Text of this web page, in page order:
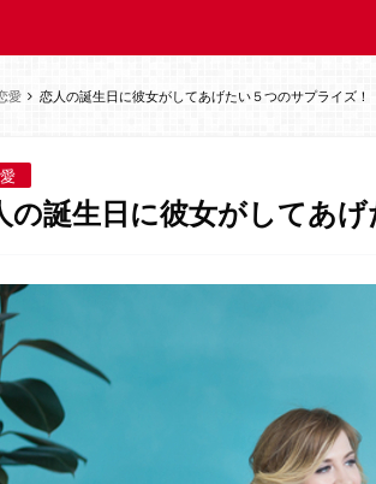
愛 恋人の誕生日に彼女がしてあげたい５つのサプライズ！
の誕生日に彼女がしてあ